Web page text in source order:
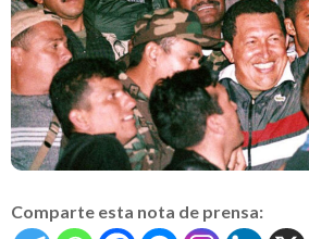
Comparte esta nota de prensa: